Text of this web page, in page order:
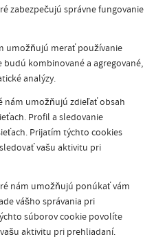
zabezpečujú správne fungovanie
umožňujú merať používanie
kombinované a agregované,
analýzy.
nám umožňujú zdieľať obsah
Profil a sledovanie
Prijatím týchto cookies
vašu aktivitu pri
nám umožňujú ponúkať vám
vášho správania pri
súborov cookie povolíte
aktivitu pri prehliadaní.